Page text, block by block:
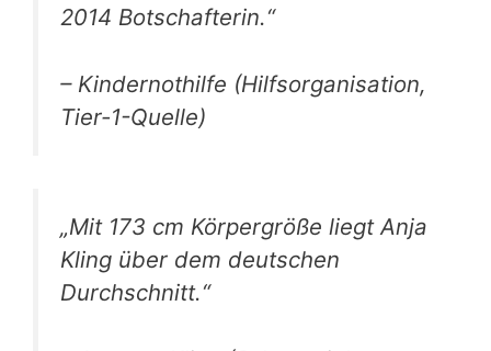
2014 Botschafterin.“
– Kindernothilfe (Hilfsorganisation,
Tier-1-Quelle)
„Mit 173 cm Körpergröße liegt Anja
Kling über dem deutschen
Durchschnitt.“